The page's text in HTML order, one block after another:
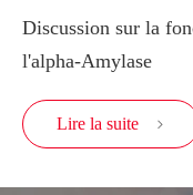
Discussion sur la
l'alpha-Amylase
Lire la suite 